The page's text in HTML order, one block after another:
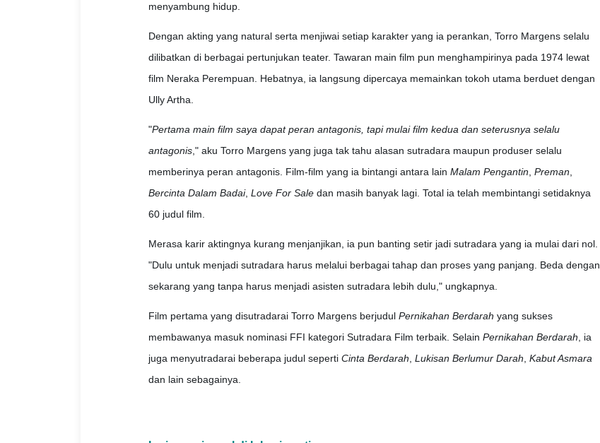
menyambung hidup.
Dengan akting yang natural serta menjiwai setiap karakter yang ia perankan, Torro Margens selalu
dilibatkan di berbagai pertunjukan teater. Tawaran main film pun menghampirinya pada 1974 lewat
film Neraka Perempuan. Hebatnya, ia langsung dipercaya memainkan tokoh utama berduet dengan
Ully Artha.
"Pertama main film saya dapat peran antagonis, tapi mulai film kedua dan seterusnya selalu
antagonis," aku Torro Margens yang juga tak tahu alasan sutradara maupun produser selalu
memberinya peran antagonis. Film-film yang ia bintangi antara lain Malam Pengantin Preman
Bercinta Dalam Badai, Love For Saledan masih banyak lagi. Total ia telah membintangi setidaknya
60 judul film.
Merasa karir aktingnya kurang menjanjikan, ia pun banting setir jadi sutradara yang ia mulai dari nol.
"Dulu untuk menjadi sutradara harus melalui berbagai tahap dan proses yang panjang. Beda dengan
sekarang yang tanpa harus menjadi asisten sutradara lebih dulu," ungkapnya.
Film pertama yang disutradarai Torro Margens berjudul Pernikahan Berdarah yang sukses
membawanya masuk nominasi FFI kategori Sutradara Film terbaik. Selain Pernikahan Berdarah , ia
juga menyutradarai beberapa judul seperti Cinta Berdarah Lukisan Berlumur Darah Kabut Asmara
dan lain sebagainya.